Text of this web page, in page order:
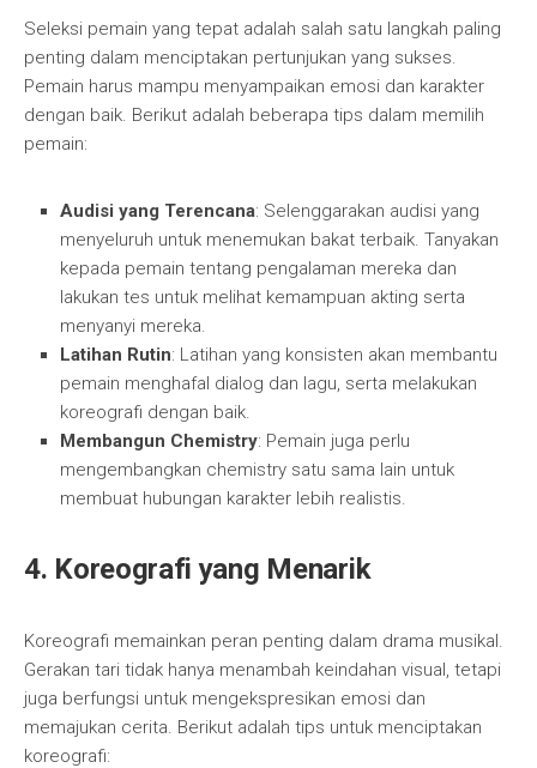
Seleksi pemain yang tepat adalah salah satu langkah paling
penting dalam menciptakan pertunjukan yang sukses.
Pemain harus mampu menyampaikan emosi dan karakter
dengan baik. Berikut adalah beberapa tips dalam memilih
pemain:
Audisi yang Terencana: Selenggarakan audisi yang
menyeluruh untuk menemukan bakat terbaik. Tanyakan
kepada pemain tentang pengalaman mereka dan
lakukan tes untuk melihat kemampuan akting serta
menyanyi mereka.
Latihan Rutin: Latihan yang konsisten akan membantu
pemain menghafal dialog dan lagu, serta melakukan
koreografi dengan baik.
Membangun Chemistry: Pemain juga perlu
mengembangkan chemistry satu sama lain untuk
membuat hubungan karakter lebih realistis.
4. Koreografi yang Menarik
Koreografi memainkan peran penting dalam drama musikal.
Gerakan tari tidak hanya menambah keindahan visual, tetapi
juga berfungsi untuk mengekspresikan emosi dan
memajukan cerita. Berikut adalah tips untuk menciptakan
koreografi: